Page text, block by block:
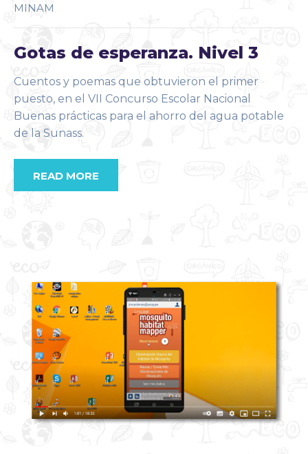
MINAM
Gotas de esperanza. Nivel 3
Cuentos y poemas que obtuvieron el primer
puesto, en el VII Concurso Escolar Nacional
Buenas prácticas para el ahorro del agua potable
de la Sunass.
READ MORE